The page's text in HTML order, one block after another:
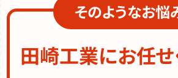
そのようなお悩
田崎工業にお任せ